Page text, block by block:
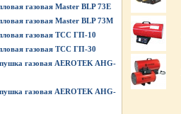
газовая Master BLP 73E
газовая Master BLP 73M
газовая ТСС ГП-10
газовая ТСС ГП-30
газовая AEROTEK AHG-
газовая AEROTEK AHG-